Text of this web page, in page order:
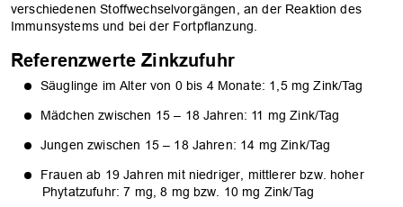
verschiedenen Stoffwechselvorgängen, an der Reaktion des
Immunsystems und bei der Fortpflanzung.
Referenzwerte Zinkzufuhr
Säuglinge im Alter von 0 bis 4 Monate: 1,5 mg Zink/Tag
Mädchen zwischen 15 – 18 Jahren: 11 mg Zink/Tag
Jungen zwischen 15 – 18 Jahren: 14 mg Zink/Tag
Frauen ab 19 Jahren mit niedriger, mittlerer bzw. hoher
Phytatzufuhr: 7 mg, 8 mg bzw. 10 mg Zink/Tag